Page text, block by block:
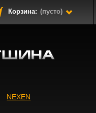
Корзина: (пусто)
NEXEN